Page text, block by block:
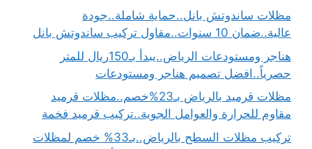
مظلات ساندوتش بانل..حماية شاملة..جودة
عالية..ضمان 10 سنوات..مقاول تركيب ساندوتش بانل
هناجر ومستودعات الرياض..يبدأ بـ150ريال للمتر
حصرياً..افضل تصميم هناجر ومستودعات
مظلات قرميد بالرياض بـ23%خصم..مظلات قرميد
مقاوم للحرارة والعوامل الجوية..تركيب قرميد فخمة
تركيب مظلات السطح بالرياض..بـ33% خصم لمظلات